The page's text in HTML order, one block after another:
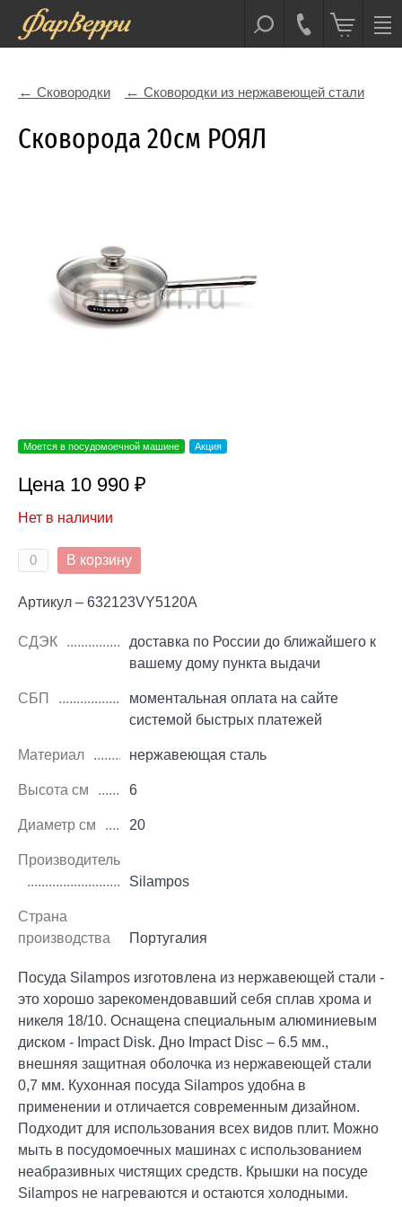
Сковородки Сковородки из нержавеющей стали
Сковорода 20см РОЯЛ
Моется в посудомоечной машине Акция
Цена 10 990 ₽
Нет в наличии
В корзину
Артикул – 632123VY5120A
СДЭК
доставка по России до ближайшего к
вашему дому пункта выдачи
СБП
моментальная оплата на сайте
системой быстрых платежей
Материал нержавеющая сталь
Высота см 6
Диаметр см 20
Производитель
Silampos
Страна
производства
Португалия
Посуда Silampos изготовлена из нержавеющей стали -
это хорошо зарекомендовавший себя сплав хрома и
никеля 18/10. Оснащена специальным алюминиевым
диском - Impact Disk. Дно Impact Disc – 6.5 мм.,
внешняя защитная оболочка из нержавеющей стали
0,7 мм. Кухонная посуда Silampos удобна в
применении и отличается современным дизайном.
Подходит для использования всех видов плит. Можно
мыть в посудомоечных машинах с использованием
неабразивных чистящих средств. Крышки на посуде
Silampos не нагреваются и остаются холодными.